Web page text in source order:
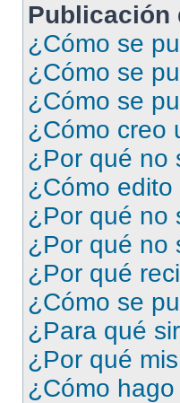
Publicación
¿Cómo se
¿Cómo se
¿Cómo se
¿Cómo creo
¿Por qué no
¿Cómo
¿Por qué no
¿Por qué no
¿Por qué
¿Cómo se
¿Para qué
¿Por qué
¿Cómo